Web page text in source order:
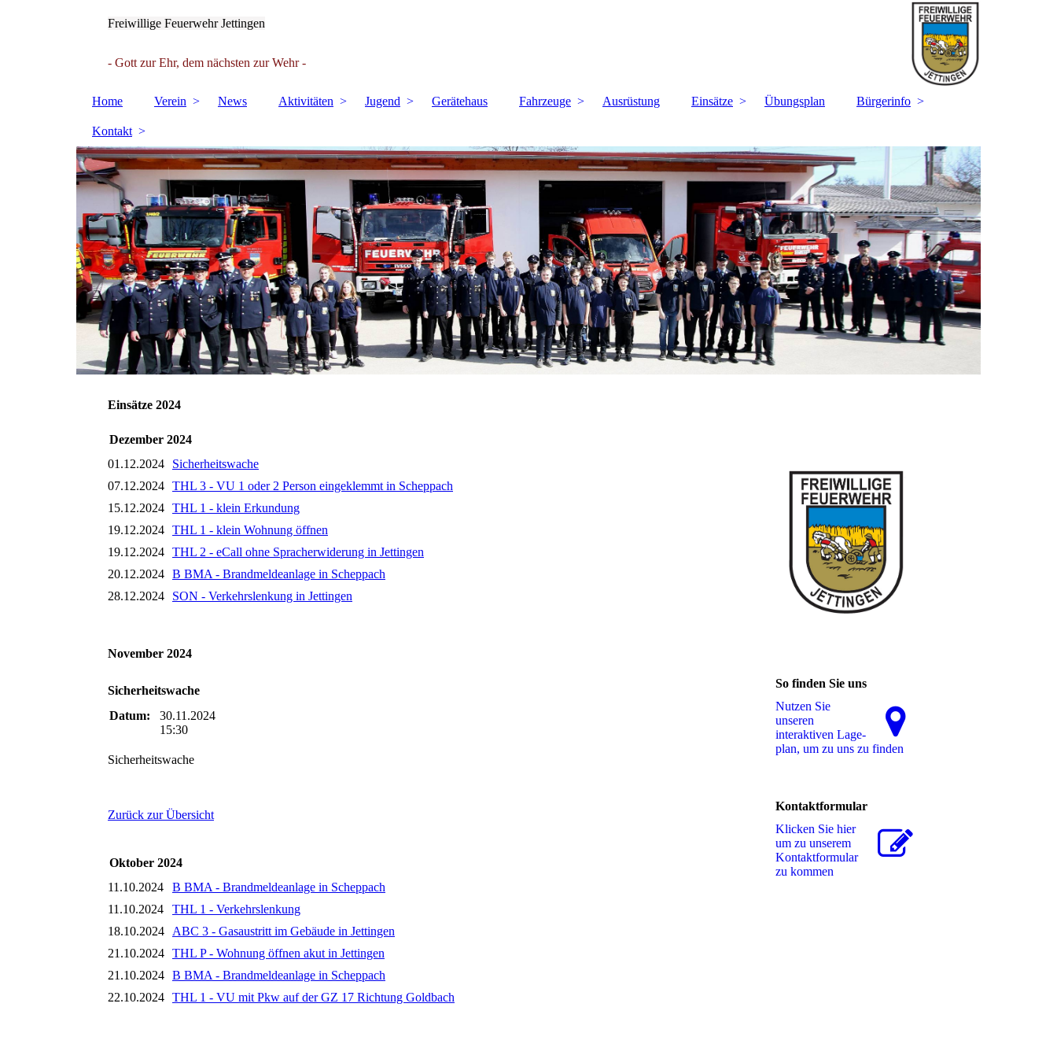
Freiwillige Feuerwehr Jettingen
- Gott zur Ehr, dem nächsten zur Wehr -
Home Verein News Aktivitäten Jugend Gerätehaus Fahrzeuge Ausrüstung Einsätze Übungsplan Bürgerinfo
Kontakt
Einsätze 2024
Dezember 2024
01.12.2024
Sicherheitswache
07.12.2024 THL 3 - VU 1 oder 2 Person eingeklemmt in Scheppach
15.12.2024 THL 1 - klein Erkundung
19.12.2024 THL 1 - klein Wohnung öffnen
19.12.2024 THL 2 - eCall ohne Spracherwiderung in Jettingen
20.12.2024 B BMA - Brandmeldeanlage in Scheppach
28.12.2024
SON - Verkehrslenkung in Jettingen
November 2024
Sicherheitswache
Datum:
30.11.2024
15:30
Sicherheitswache
Zurück zur Übersicht
Oktober 2024
11.10.2024
B BMA - Brandmeldeanlage in Scheppach
11.10.2024
THL 1 - Verkehrslenkung
18.10.2024
ABC 3 - Gasaustritt im Gebäude in Jettingen
21.10.2024 THL P - Wohnung öffnen akut in Jettingen
21.10.2024 B BMA - Brandmeldeanlage in Scheppach
22.10.2024 THL 1 - VU mit Pkw auf der GZ 17 Richtung Goldbach
So finden Sie uns
Nutzen Sie
unseren
interaktiven La­ge­
plan, um zu uns zu finden
Kontaktformular
Klicken Sie hier
um zu unserem
Kon­takt­for­mu­lar
zu kommen